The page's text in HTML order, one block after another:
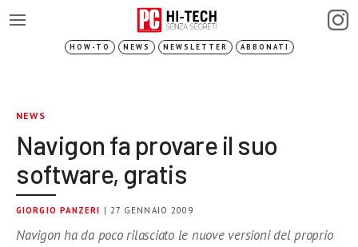
HOW-TO NEWS NEWSLETTER ABBONATI
NEWS
Navigon fa provare il suo
software, gratis
GIORGIO PANZERI | 27 GENNAIO 2009
Navigon ha da poco rilasciato le nuove versioni del proprio